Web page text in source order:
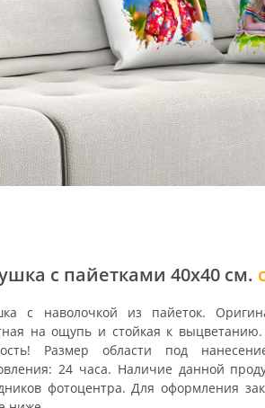
с пайетками 40х40 см.
с наволочкой из пайеток.
на ощупь и стойкая к
Размер области под
24 часа. Наличие данной
фотоцентра. Для оформления